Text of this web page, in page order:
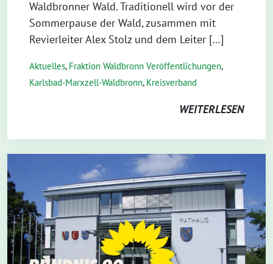
Waldbronner Wald. Traditionell wird vor der
Sommerpause der Wald, zusammen mit
Revierleiter Alex Stolz und dem Leiter […]
Aktuelles, Fraktion Waldbronn Veröffentlichungen,
Karlsbad-Marxzell-Waldbronn, Kreisverband
WEITERLESEN